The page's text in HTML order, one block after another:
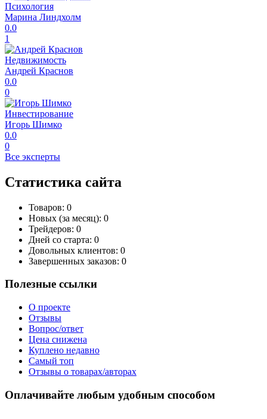
Психология
Марина Линдхолм
0.0
1
Недвижимость
Андрей Краснов
0.0
0
Инвестирование
Игорь Шимко
0.0
0
Все эксперты
Статистика сайта
Товаров: 0
Новых (за месяц): 0
Трейдеров: 0
Дней со старта: 0
Довольных клиентов: 0
Завершенных заказов: 0
Полезные ссылки
О проекте
Отзывы
Вопрос/ответ
Цена снижена
Куплено недавно
Самый топ
Отзывы о товарах/авторах
Оплачивайте любым удобным способом